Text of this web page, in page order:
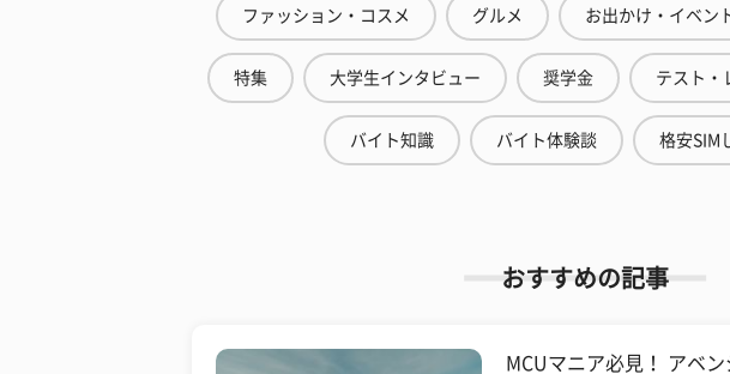
ファッション・コスメ グルメ お出かけ・イベン
特集 大学生インタビュー 奨学金 テスト・
バイト知識 バイト体験談 格安SIM
おすすめの記事
MCUマニア必見！ アベ